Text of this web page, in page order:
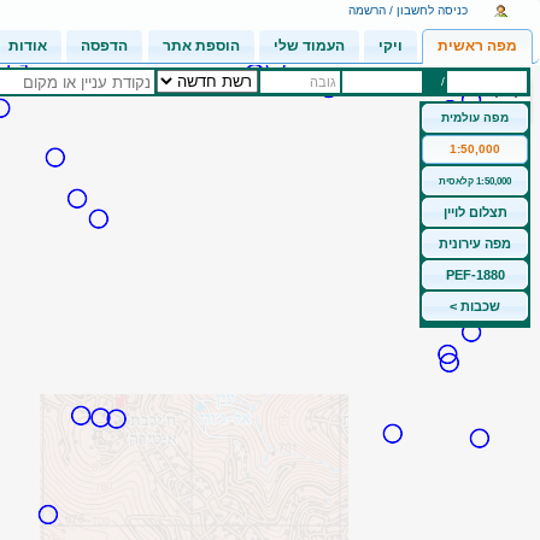
מפה ראשית ויקי העמוד שלי הוספת אתר הדפסה אודות
/ גובה
מפה עולמית
1:50,000
1:50,000 קלאסית
תצלום לויין
מפה עירונית
PEF-1880
שכבות >
כניסה לחשבון / הרשמה